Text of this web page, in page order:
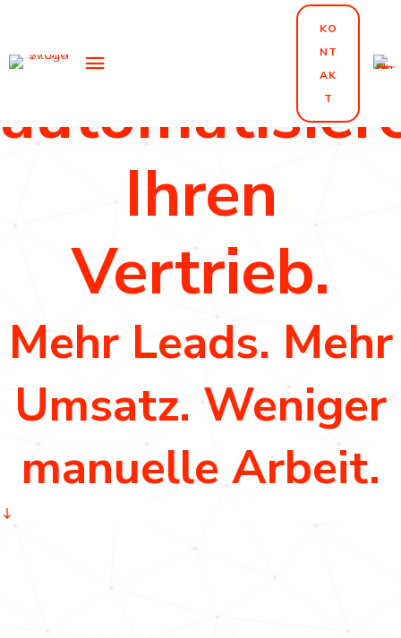
KO
NT
AK
T
Ihren
Vertrieb.
Mehr Leads. Mehr
Umsatz. Weniger
manuelle Arbeit.